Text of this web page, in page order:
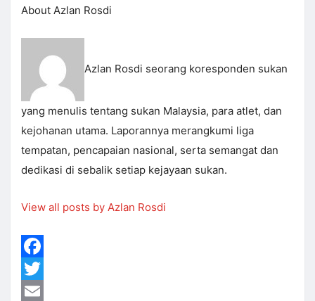
About Azlan Rosdi
Azlan Rosdi seorang koresponden sukan
yang menulis tentang sukan Malaysia, para atlet, dan
kejohanan utama. Laporannya merangkumi liga
tempatan, pencapaian nasional, serta semangat dan
dedikasi di sebalik setiap kejayaan sukan.
View all posts by Azlan Rosdi
Facebook
Twitter